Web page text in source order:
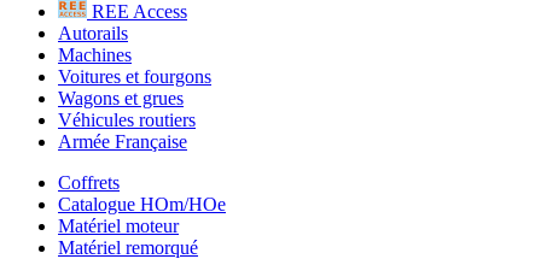
REE Access
Autorails
Machines
Voitures et fourgons
Wagons et grues
Véhicules routiers
Armée Française
Coffrets
Catalogue HOm/HOe
Matériel moteur
Matériel remorqué